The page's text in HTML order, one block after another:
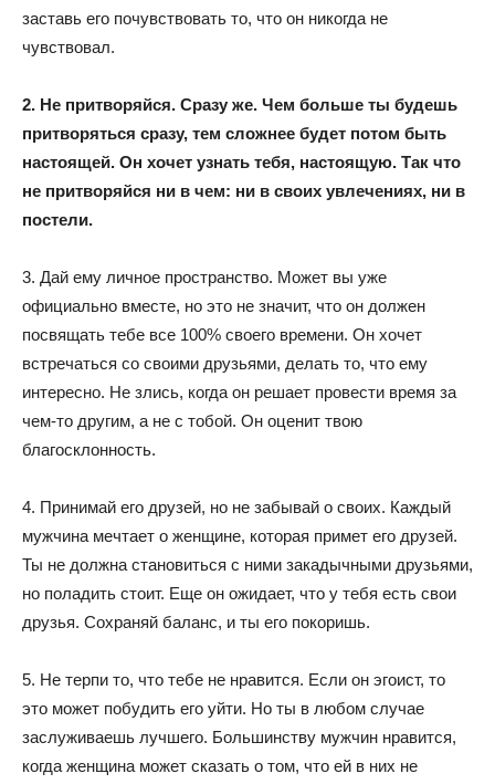
заставь его почувствовать то, что он никогда не
чувствовал.
2. Не притворяйся. Сразу же. Чем больше ты будешь
притворяться сразу, тем сложнее будет потом быть
настоящей. Он хочет узнать тебя, настоящую. Так что
не притворяйся ни в чем: ни в своих увлечениях, ни в
постели.
3. Дай ему личное пространство. Может вы уже
официально вместе, но это не значит, что он должен
посвящать тебе все 100% своего времени. Он хочет
встречаться со своими друзьями, делать то, что ему
интересно. Не злись, когда он решает провести время за
чем-то другим, а не с тобой. Он оценит твою
благосклонность.
4. Принимай его друзей, но не забывай о своих. Каждый
мужчина мечтает о женщине, которая примет его друзей.
Ты не должна становиться с ними закадычными друзьями,
но поладить стоит. Еще он ожидает, что у тебя есть свои
друзья. Сохраняй баланс, и ты его покоришь.
5. Не терпи то, что тебе не нравится. Если он эгоист, то
это может побудить его уйти. Но ты в любом случае
заслуживаешь лучшего. Большинству мужчин нравится,
когда женщина может сказать о том, что ей в них не